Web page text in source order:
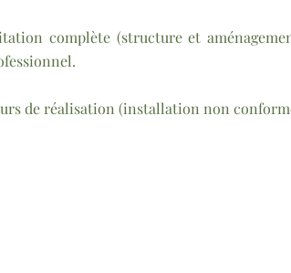
complète (structure et
de réalisation (installation non